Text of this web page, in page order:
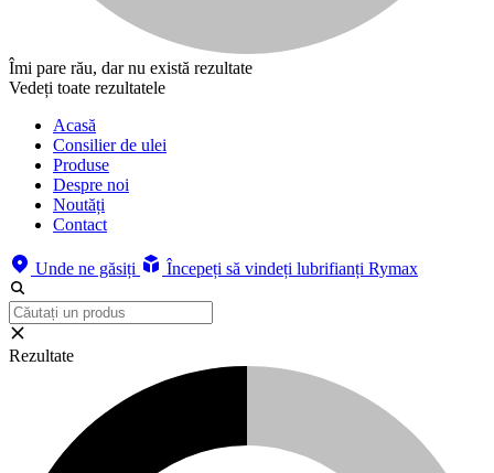
Îmi pare rău, dar nu există rezultate
Vedeți toate rezultatele
Acasă
Consilier de ulei
Produse
Despre noi
Noutăți
Contact
Unde ne găsiți Începeți să vindeți lubrifianți Rymax
Rezultate